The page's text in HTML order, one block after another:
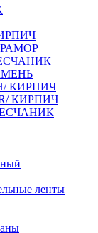
КИРПИЧ
КИРПИЧ
ленты